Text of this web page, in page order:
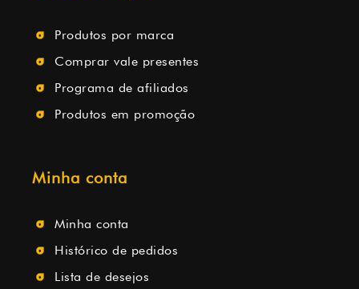
Produtos por marca
Comprar vale presentes
Programa de afiliados
Produtos em promoção
Minha conta
Minha conta
Histórico de pedidos
Lista de desejos